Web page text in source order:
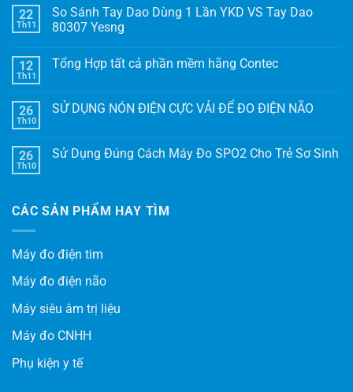
22
Th11
So Sánh Tay Dao Dùng 1 Lần YKD VS Tay Dao
80307 Yesng
12
Th11
Tổng Hợp tất cả phần mềm hãng Contec
26
Th10
SỬ DỤNG NÓN ĐIỆN CỰC VẢI ĐỂ ĐO ĐIỆN NÃO
26
Th10
Sử Dụng Đúng Cách Máy Đo SPO2 Cho Trẻ Sơ Sinh
CÁC SẢN PHẨM HAY TÌM
Máy đo điện tim
Máy đo điện não
Máy siêu âm trị liệu
Máy đo CNHH
Phụ kiện y tế